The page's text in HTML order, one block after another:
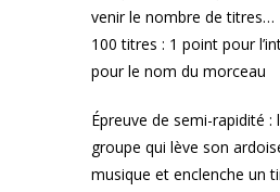
venir le nombre de titres…
100 titres : 1 point pour
pour le nom du morceau
Épreuve de semi-rapidité :
groupe qui lève son
musique et enclenche un